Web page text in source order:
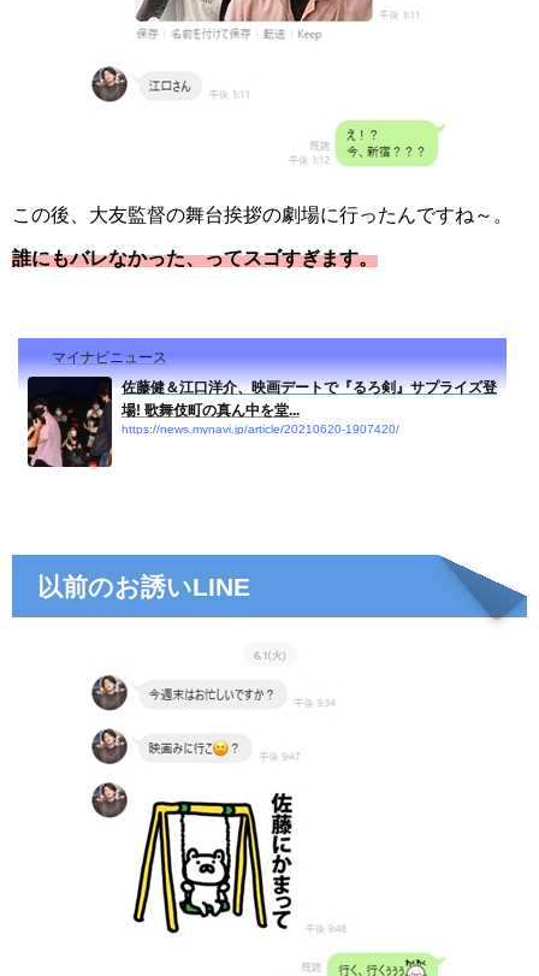
この後、大友監督の舞台挨拶の劇場に行ったんですね～。
誰にもバレなかった、ってスゴすぎます。
マイナビニュース
佐藤健＆江口洋介、映画デートで『るろ剣』サプライズ登
場! 歌舞伎町の真ん中を堂...
https://news.mynavi.jp/article/20210620-1907420/
以前のお誘いLINE